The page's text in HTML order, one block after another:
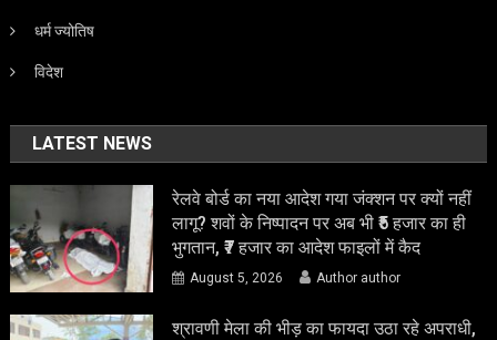
धर्म ज्योतिष
विदेश
LATEST NEWS
रेलवे बोर्ड का नया आदेश गया जंक्शन पर क्यों नहीं
लागू? शवों के निष्पादन पर अब भी ₹5 हजार का ही
भुगतान, ₹7 हजार का आदेश फाइलों में कैद
August 5, 2026 Author author
श्रावणी मेला की भीड़ का फायदा उठा रहे अपराधी,